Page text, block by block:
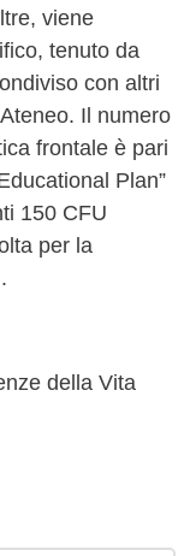
viene
tenuto da
con altri
Il numero
frontale è pari
Plan”
150 CFU
per la
della Vita